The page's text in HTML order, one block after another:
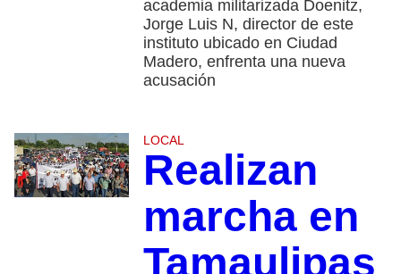
academia militarizada Doenitz,
Jorge Luis N, director de este
instituto ubicado en Ciudad
Madero, enfrenta una nueva
acusación
LOCAL
Realizan
marcha en
Tamaulipas